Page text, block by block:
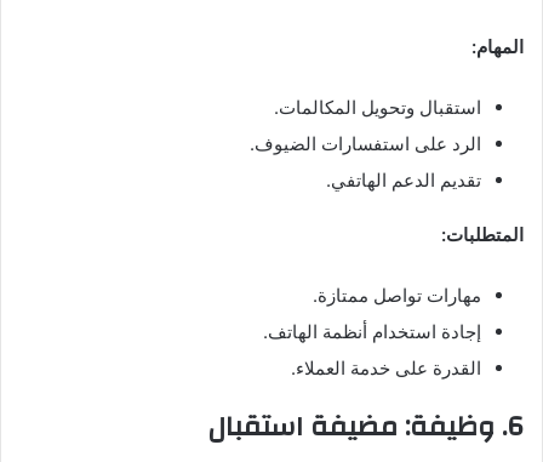
المهام:
استقبال وتحويل المكالمات.
الرد على استفسارات الضيوف.
تقديم الدعم الهاتفي.
المتطلبات:
مهارات تواصل ممتازة.
إجادة استخدام أنظمة الهاتف.
القدرة على خدمة العملاء.
6. وظيفة: مضيفة استقبال